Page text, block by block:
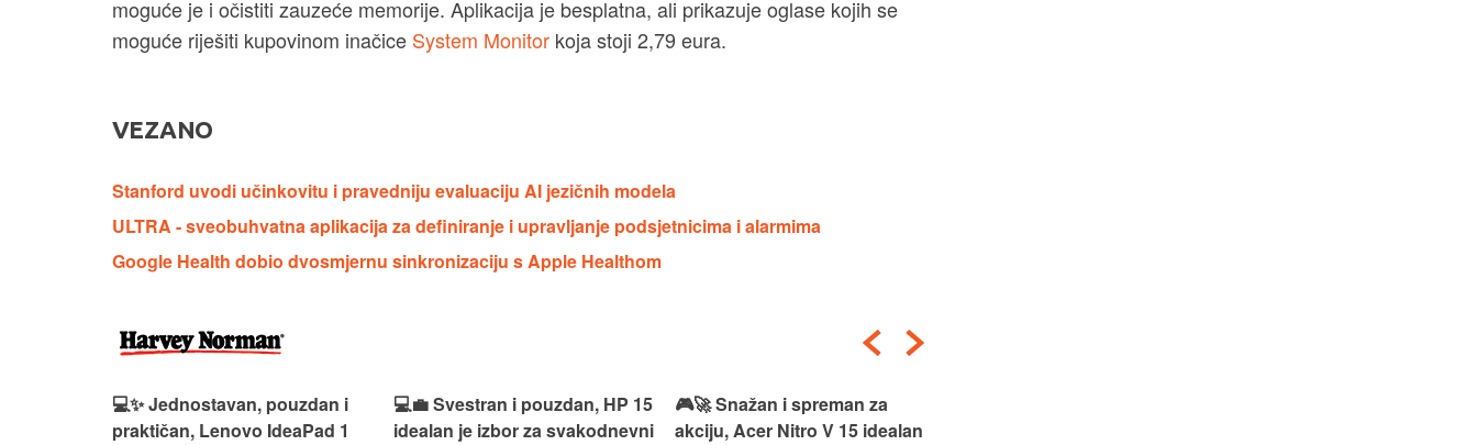
moguće je i očistiti zauzeće memorije. Aplikacija je besplatna, ali prikazuje oglase kojih se
moguće riješiti kupovinom inačice System Monitor koja stoji 2,79 eura.
VEZANO
Stanford uvodi učinkovitu i pravedniju evaluaciju AI jezičnih modela
ULTRA - sveobuhvatna aplikacija za definiranje i upravljanje podsjetnicima i alarmima
Google Health dobio dvosmjernu sinkronizaciju s Apple Healthom
💻💼 Svestran i pouzdan, HP 15
idealan je izbor za svakodnevni
🎮🚀 Snažan i spreman za
akciju, Acer Nitro V 15 idealan
🎯⚡ Snažan, brz i moderan,
Lenovo IdeaPad Slim 3 nudi